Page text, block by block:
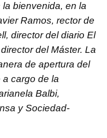
bienvenida, en la
Ramos, rector de
director del diario El
del Máster. La
de apertura del
cargo de la
Balbi,
y Sociedad-